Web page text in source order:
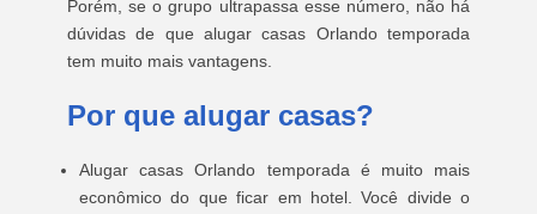
Porém, se o grupo ultrapassa esse número, não há
dúvidas de que alugar casas Orlando temporada
tem muito mais vantagens.
Por que alugar casas?
Alugar casas Orlando temporada é muito mais
econômico do que ficar em hotel. Você divide o